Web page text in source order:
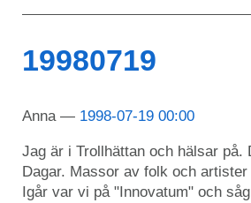
19980719
Anna 1998-07-19 00:00
Jag är i Trollhättan och hälsar på.
Dagar. Massor av folk och
Igår var vi på "Innovatum" och